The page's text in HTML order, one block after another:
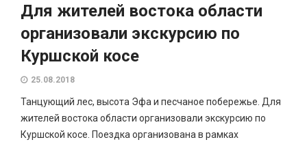
Для жителей востока области
организовали экскурсию по
Куршской косе
25.08.2018
Танцующий лес, высота Эфа и песчаное побережье. Для
жителей востока области организовали экскурсию по
Куршской косе. Поездка организована в рамках